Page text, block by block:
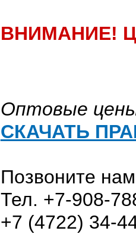
ВНИМАНИЕ!
Оптовые
СКАЧАТЬ
Позвоните
Тел. +7-908-
+7 (4722) 34-